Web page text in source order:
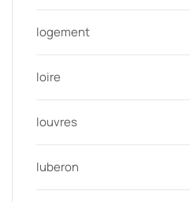
logement
loire
louvres
luberon